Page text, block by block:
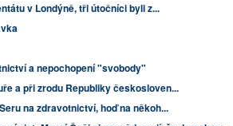
v Londýně, tři útočníci byli z...
a nepochopení "svobody"
a při zrodu Republiky českosloven...
na zdravotnictví, hoď na někoh...